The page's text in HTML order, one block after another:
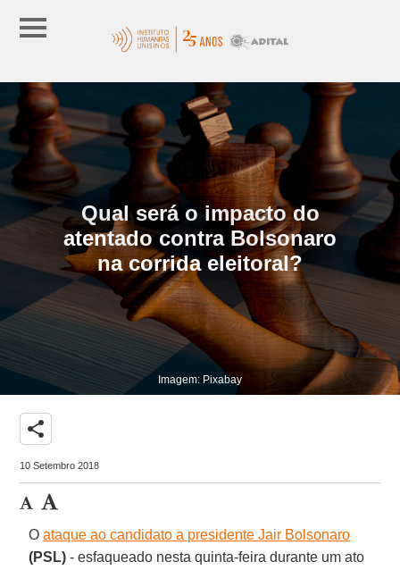
Qual será o impacto do
atentado contra Bolsonaro
na corrida eleitoral?
Imagem: Pixabay
share
10 Setembro 2018
Oataque ao candidato a presidenteJair Bolsonaro
(PSL) - esfaqueado nesta quinta-feira durante um ato